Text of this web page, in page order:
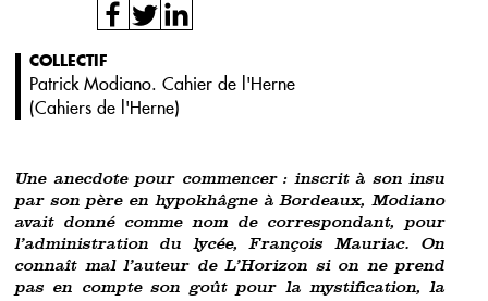
COLLECTIF
Patrick Modiano. Cahier de l'Herne
(Cahiers de l'Herne)
Une anecdote pour commencer : inscrit à son insu
par son père en hypokhâgne à Bordeaux, Modiano
avait donné comme nom de correspondant, pour
l’administration du lycée, François Mauriac. On
connaît mal l’auteur de L’Horizon si on ne prend
pas en compte son goût pour la mystification, la